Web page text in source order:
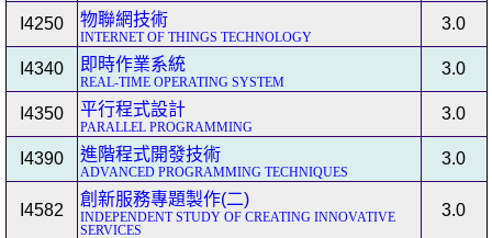
I4250 物聯網技術
INTERNET OF THINGS TECHNOLOGY
3.0
I4340 即時作業系統
REAL-TIME OPERATING SYSTEM
3.0
I4350 平行程式設計
PARALLEL PROGRAMMING
3.0
I4390 進階程式開發技術
ADVANCED PROGRAMMING TECHNIQUES
3.0
I4582
創新服務專題製作(二)
INDEPENDENT STUDY OF CREATING INNOVATIVE
SERVICES
3.0